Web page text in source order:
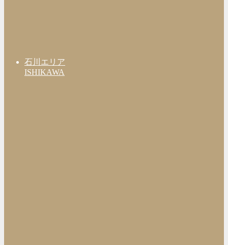
石川エリア
ISHIKAWA